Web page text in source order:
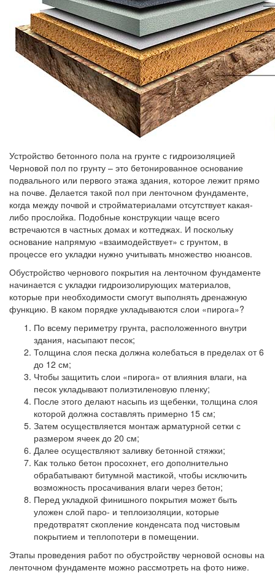
Устройство бетонного пола на грунте с гидроизоляцией
Черновой пол по грунту – это бетонированное основание
подвального или первого этажа здания, которое лежит прямо
на почве. Делается такой пол при ленточном фундаменте,
когда между почвой и стройматериалами отсутствует какая-
либо прослойка. Подобные конструкции чаще всего
встречаются в частных домах и коттеджах. И поскольку
основание напрямую «взаимодействует» с грунтом, в
процессе его укладки нужно учитывать множество нюансов.
Обустройство чернового покрытия на ленточном фундаменте
начинается с укладки гидроизолирующих материалов,
которые при необходимости смогут выполнять дренажную
функцию. В каком порядке укладываются слои «пирога»?
По всему периметру грунта, расположенного внутри
здания, насыпают песок;
Толщина слоя песка должна колебаться в пределах от 6
до 12 см;
Чтобы защитить слои «пирога» от влияния влаги, на
песок укладывают полиэтиленовую пленку;
После этого делают насыпь из щебенки, толщина слоя
которой должна составлять примерно 15 см;
Затем осуществляется монтаж арматурной сетки с
размером ячеек до 20 см;
Далее осуществляют заливку бетонной стяжки;
Как только бетон просохнет, его дополнительно
обрабатывают битумной мастикой, чтобы исключить
возможность просачивания влаги через бетон;
Перед укладкой финишного покрытия может быть
уложен слой паро- и теплоизоляции, которые
предотвратят скопление конденсата под чистовым
покрытием и теплопотери в помещении.
Этапы проведения работ по обустройству черновой основы на
ленточном фундаменте можно рассмотреть на фото ниже.